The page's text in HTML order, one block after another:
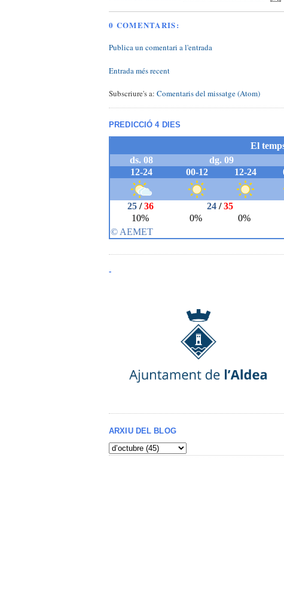
0 COMENTARIS:
Publica un comentari a l'entrada
Entrada més recent
Subscriure's a: Comentaris del missatge (Atom)
PREDICCIÓ 4 DIES
-
ARXIU DEL BLOG